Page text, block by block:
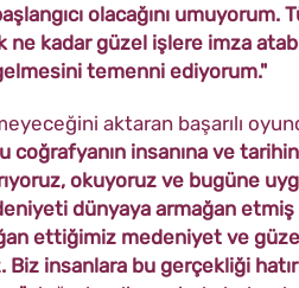
olacağını umuyorum.
ne kadar güzel işlere imza
temenni ediyorum."
aktaran başarılı
coğrafyanın insanına ve
okuyoruz ve bugüne
dünyaya armağan
ettiğimiz medeniyet ve
Biz insanlara bu gerçekliği